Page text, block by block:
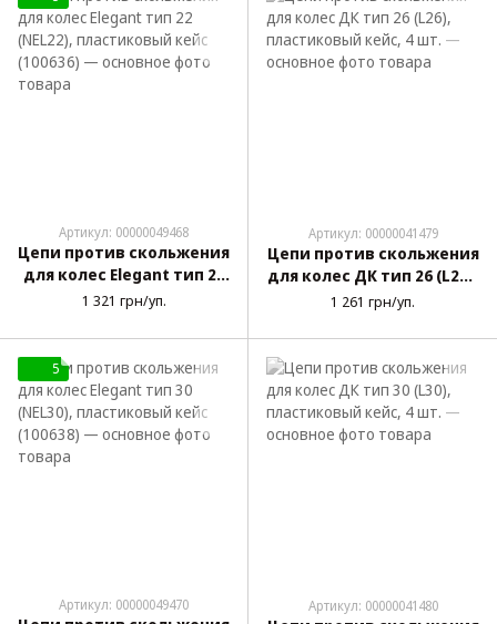
Артикул: 00000049468
Цепи против скольжения
для колес Elegant тип 22
(NEL22), пластиковый
1 321 грн/уп.
Артикул: 00000041479
Цепи против скольжения
для колес ДК тип 26 (L26),
пластиковый кейс, 4 шт.
1 261 грн/уп.
5
Артикул: 00000049470 Артикул: 00000041480